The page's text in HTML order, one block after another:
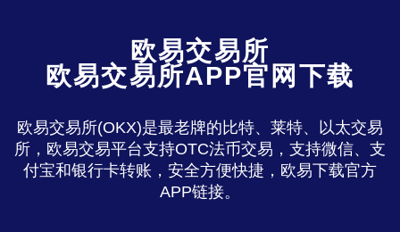
欧易交易所
欧易交易所APP官网下载
欧易交易所(OKX)是最老牌的比特、莱特、以太交易
所，欧易交易平台支持OTC法币交易，支持微信、支
付宝和银行卡转账，安全方便快捷，欧易下载官方
APP链接。